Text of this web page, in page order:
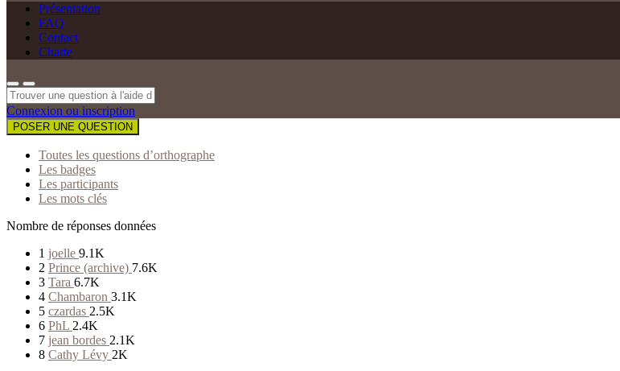
Présentation
FAQ
Contact
Charte
Connexion ou inscription
POSER UNE QUESTION
Toutes les questions d’orthographe
Les badges
Les participants
Les mots clés
Nombre de réponses données
1 joelle 9.1K
2 Prince (archive) 7.6K
3 Tara 6.7K
4 Chambaron 3.1K
5 czardas 2.5K
6 PhL 2.4K
7 jean bordes 2.1K
8 Cathy Lévy 2K